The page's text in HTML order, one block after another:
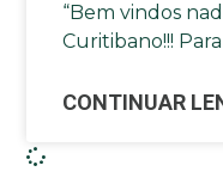
“Bem vindos
Curitibano!!!
CONTINUAR